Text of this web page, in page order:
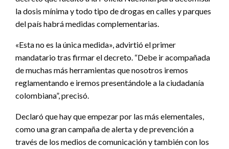
la dosis mínima y todo tipo de drogas en calles y parques
del país habrá medidas complementarias.
«Esta no es la única medida», advirtió el primer
mandatario tras firmar el decreto. “Debe ir acompañada
de muchas más herramientas que nosotros iremos
reglamentando e iremos presentándole a la ciudadanía
colombiana”, precisó.
Declaró que hay que empezar por las más elementales,
como una gran campaña de alerta y de prevención a
través de los medios de comunicación y también con los